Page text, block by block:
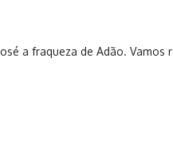
a fraqueza de Adão. Vamos